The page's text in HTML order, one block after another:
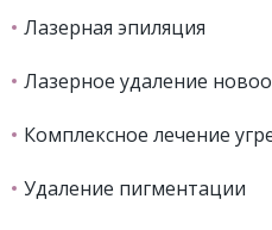
Лазерная эпиляция
Лазерное удаление
Комплексное лечение
Удаление пигментации